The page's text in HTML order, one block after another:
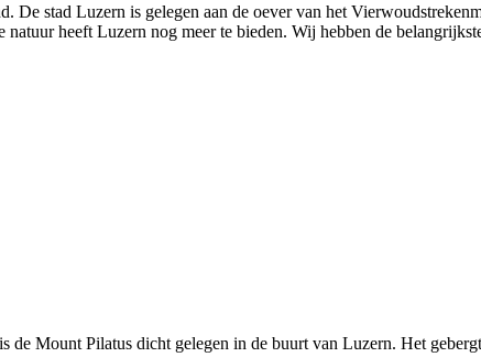
De stad Luzern is gelegen aan de oever van het
heeft Luzern nog meer te bieden. Wij hebben de
Mount Pilatus dicht gelegen in de buurt van Luzern. Het